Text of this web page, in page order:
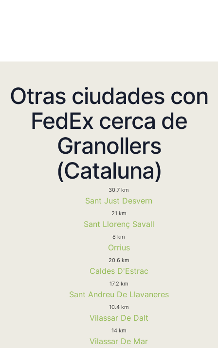
Otras ciudades con
FedEx cerca de
Granollers
(Cataluna)
30.7 km
Sant Just Desvern
21 km
Sant Llorenç Savall
8 km
Orrius
20.6 km
Caldes D'Estrac
17.2 km
Sant Andreu De Llavaneres
10.4 km
Vilassar De Dalt
14 km
Vilassar De Mar